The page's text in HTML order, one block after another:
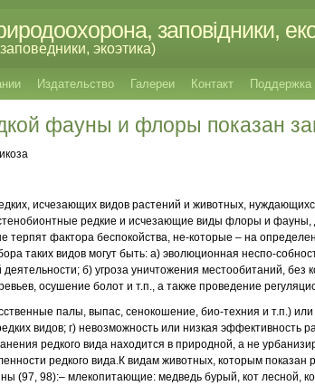
заповідники,
экоэтика)
Издательство Галереи Контакт Поддержка
фауны и флоры показан
исчезающих видов растений иживотных,
редкие иисчезающие виды флоры и фауны,
терпят фактора беспокойства, не-которые – на
таких видов могут быть: а) эволюционная неспо-
деятельности; б) угроза уничтожения местообитаний, без
осушение болот и т.п., а также проведение
палы, выпас, сенокошение, био-техния и т.п.)
видов; г) невозможность или низкая эффективность
редкого вида находится в природной, а не
редкого вида.К видам животных, которым показан
(97, 98):– млекопитающие: медведь бурый, кот лесной,